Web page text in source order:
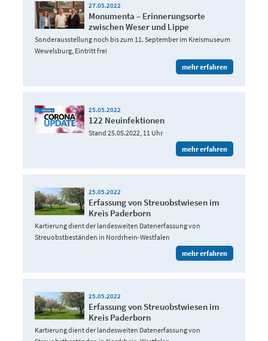
27.05.2022
Monumenta – Erinnerungsorte
zwischen Weser und Lippe
Sonderausstellung noch bis zum 11. September im Kreismuseum
Wewelsburg, Eintritt frei
mehr erfahren
25.05.2022
122 Neuinfektionen
Stand 25.05.2022, 11 Uhr
mehr erfahren
25.05.2022
Erfassung von Streuobstwiesen im
Kreis Paderborn
Kartierung dient der landesweiten Datenerfassung von
Streuobstbeständen in Nordrhein-Westfalen
mehr erfahren
25.05.2022
Erfassung von Streuobstwiesen im
Kreis Paderborn
Kartierung dient der landesweiten Datenerfassung von